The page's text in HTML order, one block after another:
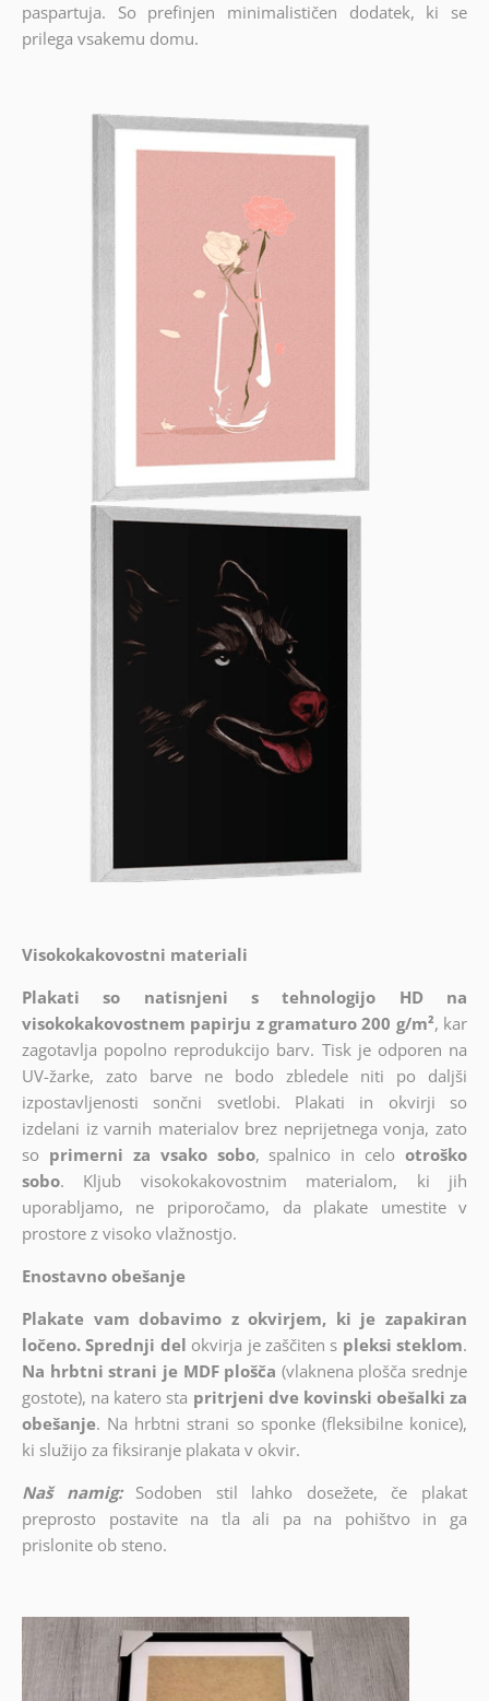
paspartuja. So prefinjen minimalističen dodatek, ki se
prilega vsakemu domu.
Visokokakovostni materiali
Plakati so natisnjeni s tehnologijo HD na
visokokakovostnem papirju z gramaturo 200 g/m², kar
zagotavlja popolno reprodukcijo barv. Tisk je odporen na
UV-žarke, zato barve ne bodo zbledele niti po daljši
izpostavljenosti sončni svetlobi. Plakati in okvirji so
izdelani iz varnih materialov brez neprijetnega vonja, zato
so primerni za vsako sobo, spalnico in celo otroško
sobo. Kljub visokokakovostnim materialom, ki jih
uporabljamo, ne priporočamo, da plakate umestite v
prostore z visoko vlažnostjo.
Enostavno obešanje
Plakate vam dobavimo z okvirjem, ki je zapakiran
ločeno. Sprednji del okvirja je zaščiten s pleksi steklom.
Na hrbtni strani je MDF plošča (vlaknena plošča srednje
gostote), na katero sta pritrjeni dve kovinski obešalki za
obešanje. Na hrbtni strani so sponke (fleksibilne konice),
ki služijo za fiksiranje plakata v okvir.
Naš namig:
Sodoben stil lahko dosežete, če plakat
preprosto postavite na tla ali pa na pohištvo in ga
prislonite ob steno.